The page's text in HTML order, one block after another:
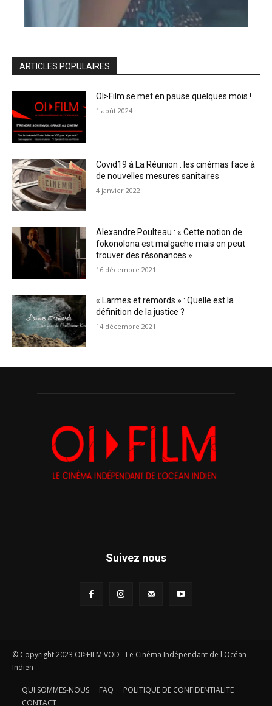
ARTICLES POPULAIRES
OI>Film se met en pause quelques mois !
1 août 2024
Covid19 à La Réunion : les cinémas face à
de nouvelles mesures sanitaires
4 janvier 2022
Alexandre Poulteau : « Cette notion de
fokonolona est malgache mais on peut
trouver des résonances »
16 décembre 2021
« Larmes et remords » : Quelle est la
définition de la justice ?
14 décembre 2021
Suivez nous
© Copyright 2023 OI>FILM VOD - Le Cinéma Indépendant de l'Océan
Indien
QUI SOMMES-NOUS FAQ
POLITIQUE DE CONFIDENTIALITE
CONTACT